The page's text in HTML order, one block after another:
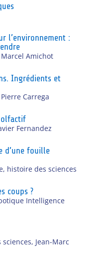
l’environnement :
Marcel Amichot
Ingrédients et
Pierre Carrega
olfactif
Fernandez
d’une fouille
histoire des sciences
coups ?
Intelligence
, Jean-Marc